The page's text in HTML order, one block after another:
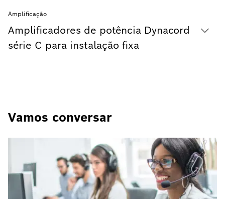
Amplificação
Amplificadores de potência Dynacord
série C para instalação fixa
Vamos conversar